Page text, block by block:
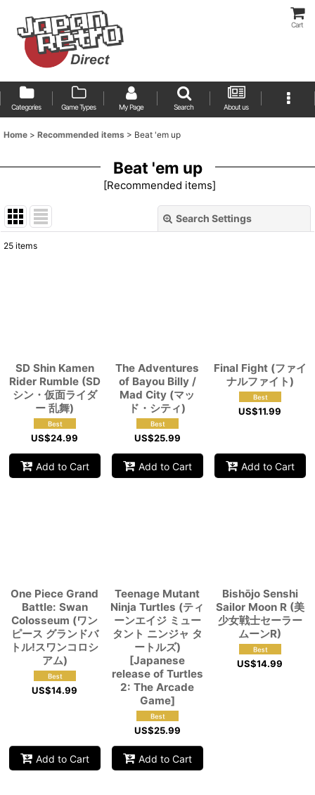
Cart
Categories Game Types My Page Search About us
Home > Recommended items > Beat 'em up
Beat 'em up
[Recommended items]
Search Settings
25 items
SD Shin Kamen
Rider Rumble (SD
シン・仮面ライダ
ー 乱舞)
US$24.99
Add to Cart
The Adventures
of Bayou Billy /
Mad City (マッ
ド・シティ)
US$25.99
Add to Cart
Final Fight (ファイ
ナルファイト)
US$11.99
Add to Cart
One Piece Grand
Battle: Swan
Colosseum (ワン
ピース グランドバ
トル!スワンコロシ
アム)
US$14.99
Add to Cart
Teenage Mutant
Ninja Turtles (ティ
ーンエイジ ミュー
タント ニンジャ タ
ートルズ)
[Japanese
release of Turtles
2: The Arcade
Game]
US$25.99
Add to Cart
Bishōjo Senshi
Sailor Moon R (美
少女戦士セーラー
ムーンR)
US$14.99